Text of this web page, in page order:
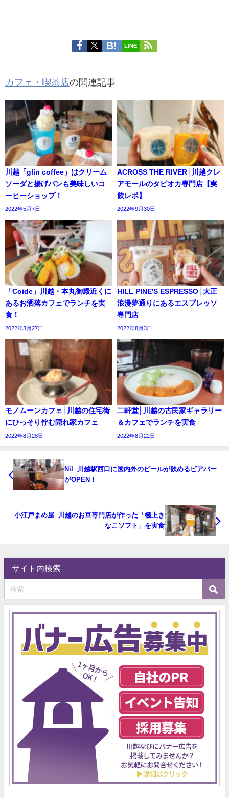
LINE
カフェ・喫茶店の関連記事
川越「glin coffee」はクリーム
ソーダと揚げパンも美味しいコ
ーヒーショップ！
2022年5月7日
ACROSS THE RIVER│川越クレ
アモールのタピオカ専門店【実
飲レポ】
2022年9月30日
「Coide」川越・本丸御殿近くに
あるお洒落カフェでランチを実
食！
2022年3月27日
HILL PINE'S ESPRESSO│大正
浪漫夢通りにあるエスプレッソ
専門店
2022年8月3日
モノムーンカフェ│川越の住宅街
にひっそり佇む隠れ家カフェ
2022年8月28日
二軒堂│川越の古民家ギャラリー
＆カフェでランチを実食
2022年8月22日
Nil│川越駅西口に国内外のビールが飲めるビアバー
がOPEN！
小江戸まめ屋│川越のお豆専門店が作った「極上き
なこソフト」を実食
サイト内検索